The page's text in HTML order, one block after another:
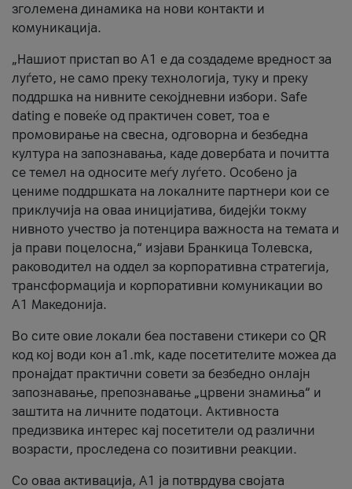
зголемена динамика на нови контакти и
комуникација.
„Нашиот пристап во А1 е да создадеме вредност за
луѓето, не само преку технологија, туку и преку
поддршка на нивните секојдневни избори. Safe
dating е повеќе од практичен совет, тоа е
промовирање на свесна, одговорна и безбедна
култура на запознавања, каде довербата и почитта
се темел на односите меѓу луѓето. Особено ја
цениме поддршката на локалните партнери кои се
приклучија на оваа иницијатива, бидејќи токму
нивното учество ја потенцира важноста на темата и
ја прави поцелосна,“ изјави Бранкица Толевска,
раководител на оддел за корпоративна стратегија,
трансформација и корпоративни комуникации во
А1 Македонија.
Во сите овие локали беа поставени стикери со QR
код кој води кон a1.mk, каде посетителите можеа да
пронајдат практични совети за безбедно онлајн
запознавање, препознавање „црвени знамиња“ и
заштита на личните податоци. Активноста
предизвика интерес кај посетители од различни
возрасти, проследена со позитивни реакции.
Со оваа активација, А1 ја потврдува својата